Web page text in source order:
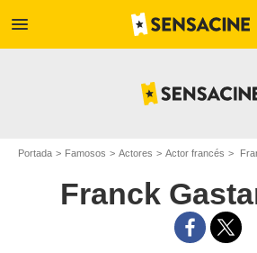
menu
Portada Famosos Actores Actor francés
Franck